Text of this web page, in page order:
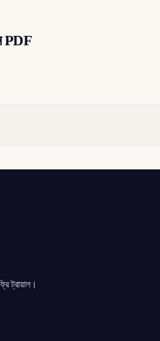
PDF
ট্রায়াল।